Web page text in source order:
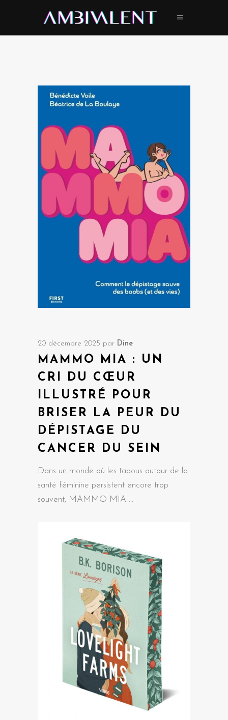
20 décembre 2025 par Dine
MAMMO MIA : UN
CRI DU CŒUR
ILLUSTRÉ POUR
BRISER LA PEUR DU
DÉPISTAGE DU
CANCER DU SEIN
Dans un monde où les tabous autour de la
santé féminine persistent encore trop
souvent, MAMMO MIA